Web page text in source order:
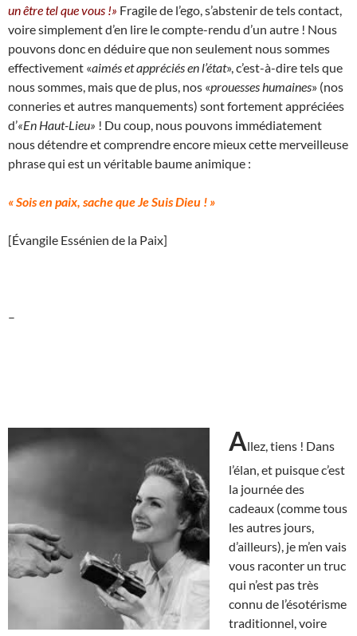
un être tel que vous !» Fragile de l’ego, s’abstenir de tels contact,
voire simplement d’en lire le compte-rendu d’un autre ! Nous
pouvons donc en déduire que non seulement nous sommes
effectivement «aimés et appréciés en l’état», c’est-à-dire tels que
nous sommes, mais que de plus, nos «prouesses humaines» (nos
conneries et autres manquements) sont fortement appréciées
d’«En Haut-Lieu» ! Du coup, nous pouvons immédiatement
nous détendre et comprendre encore mieux cette merveilleuse
phrase qui est un véritable baume animique :
« Sois en paix, sache que Je Suis Dieu ! »
[Évangile Essénien de la Paix]
–
Allez, tiens ! Dans
l’élan, et puisque c’est
la journée des
cadeaux (comme tous
les autres jours,
d’ailleurs), je m’en vais
vous raconter un truc
qui n’est pas très
connu de l’ésotérisme
traditionnel, voire